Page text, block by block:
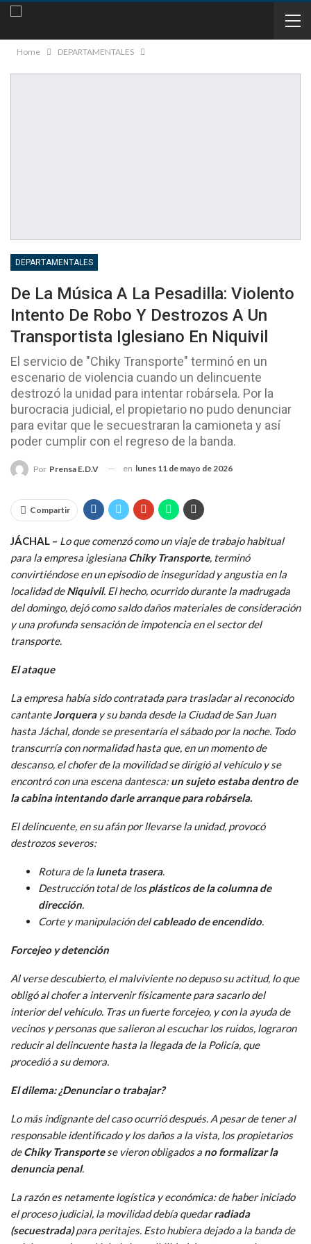
Home DEPARTAMENTALES
DEPARTAMENTALES
De La Música A La Pesadilla: Violento
Intento De Robo Y Destrozos A Un
Transportista Iglesiano En Niquivil
El servicio de "Chiky Transporte" terminó en un
escenario de violencia cuando un delincuente
destrozó la unidad para intentar robársela. Por la
burocracia judicial, el propietario no pudo denunciar
para evitar que le secuestraran la camioneta y así
poder cumplir con el regreso de la banda.
Por Prensa E.D.V en lunes 11 de mayo de 2026
Compartir
JÁCHAL – Lo que comenzó como un viaje de trabajo habitual
para la empresa iglesiana Chiky Transporte, terminó
convirtiéndose en un episodio de inseguridad y angustia en la
localidad deNiquivil. El hecho, ocurrido durante la madrugada
del domingo, dejó como saldo daños materiales de consideración
y una profunda sensación de impotencia en el sector del
transporte.
El ataque
La empresa había sido contratada para trasladar al reconocido
cantanteJorqueray su banda desde la Ciudad de San Juan
hasta Jáchal, donde se presentaría el sábado por la noche. Todo
transcurría con normalidad hasta que, en un momento de
descanso, el chofer de la movilidad se dirigió al vehículo y se
encontró con una escena dantesca:un sujeto estaba dentro de
la cabina intentando darle arranque para robársela.
El delincuente, en su afán por llevarse la unidad, provocó
destrozos severos:
Rotura de la luneta trasera.
Destrucción total de losplásticos de la columna de
dirección.
Corte y manipulación delcableado de encendido.
Forcejeo y detención
Al verse descubierto, el malviviente no depuso su actitud, lo que
obligó al chofer a intervenir físicamente para sacarlo del
interior del vehículo. Tras un fuerte forcejeo, y con la ayuda de
vecinos y personas que salieron al escuchar los ruidos, lograron
reducir al delincuente hasta la llegada de la Policía, que
procedió a su demora.
El dilema: ¿Denunciar o trabajar?
Lo más indignante del caso ocurrió después. A pesar de tener al
responsable identificado y los daños a la vista, los propietarios
deChiky Transportese vieron obligados a no formalizar la
denuncia penal.
La razón es netamente logística y económica: de haber iniciado
el proceso judicial, la movilidad debía quedarradiada
(secuestrada)para peritajes. Esto hubiera dejado a la banda de